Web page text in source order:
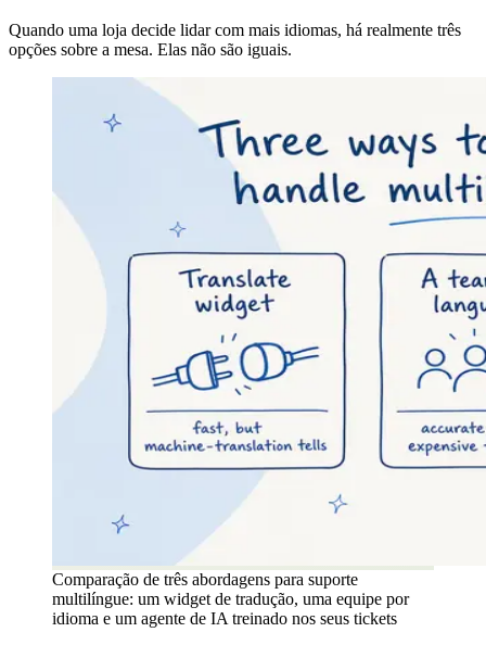
Quando uma loja decide lidar com mais idiomas, há realmente três
opções sobre a mesa. Elas não são iguais.
Comparação de três abordagens para suporte
multilíngue: um widget de tradução, uma equipe por
idioma e um agente de IA treinado nos seus tickets